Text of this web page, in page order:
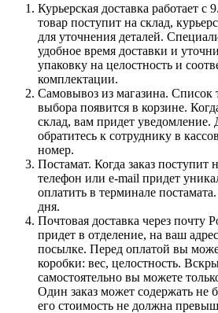
Курьерская доставка работает с
товар поступит на склад,
для уточнения деталей.
удобное время доставки и
упаковку на целостность и
комплектации.
Самовывоз из магазина. Список
выбора появится в корзине.
склад, вам придет уведомление.
обратитесь к сотруднику в
номер.
Постамат. Когда заказ поступит
телефон или e-mail придет
оплатить в терминале
дня.
Почтовая доставка через почту
придет в отделение, на ваш
посылке. Перед оплатой вы
коробки: вес, целостность.
самостоятельно вы можете
Один заказ может содержать не
его стоимость не должна